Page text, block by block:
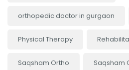
orthopedic doctor in gurgaon
Physical Therapy
Saqsham Ortho Saqsham